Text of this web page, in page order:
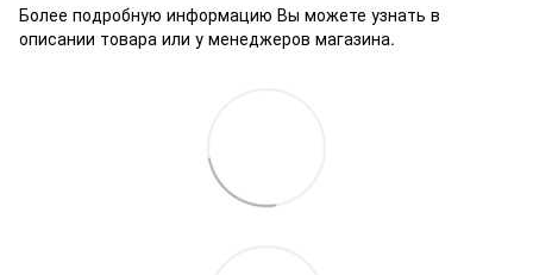
Более подробную информацию Вы можете узнать в
описании товара или у менеджеров магазина.